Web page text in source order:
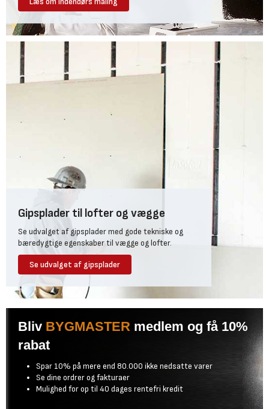
Gipsplader til lofter og vægge
Se udvalget af gipsplader med gode tekniske og
bæredygtige egenskaber til vægge og lofter.
Se udvalget af gipsplader
Bliv BYGMASTER medlem og få 10%
rabat
Spar 10% på mere end 80.000 ikke nedsatte varer
Se dine ordrer og fakturaer
Mulighed for op til 40 dages rentefri kredit